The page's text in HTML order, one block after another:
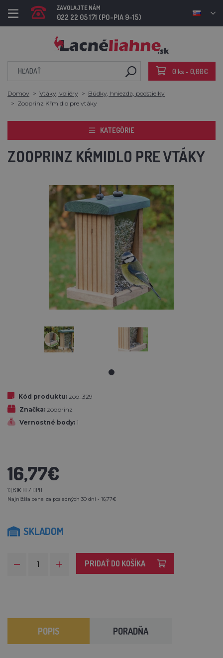
ZAVOLAJTE NÁM
022 22 05 171 (PO-PIA 9-15)
0 ks - 0,00€
Domov Vtáky, voliéry
Búdky, hniezda, podstielky
Zooprinz Kŕmidlo pre vtáky
KATEGÓRIE
ZOOPRINZ KŔMIDLO PRE VTÁKY
Kód produktu: zoo_329
Značka: zooprinz
Vernostné body: 1
16,77€
13,63€ BEZ DPH
Najnižšia cena za posledných 30 dní - 16,77€
SKLADOM
PRIDAŤ DO KOŠÍKA
POPIS PORADŇA